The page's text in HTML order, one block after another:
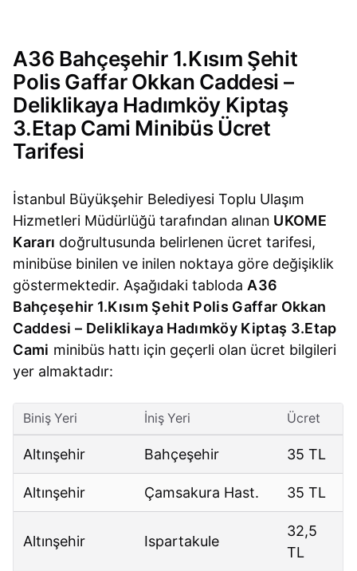
A36 Bahçeşehir 1.Kısım Şehit
Polis Gaffar Okkan Caddesi –
Deliklikaya Hadımköy Kiptaş
3.Etap Cami Minibüs Ücret
Tarifesi
İstanbul Büyükşehir Belediyesi Toplu Ulaşım
Hizmetleri Müdürlüğü tarafından alınan UKOME
Kararı doğrultusunda belirlenen ücret tarifesi,
minibüse binilen ve inilen noktaya göre değişiklik
göstermektedir. Aşağıdaki tabloda A36
Bahçeşehir 1.Kısım Şehit Polis Gaffar Okkan
Caddesi – Deliklikaya Hadımköy Kiptaş 3.Etap
Cami minibüs hattı için geçerli olan ücret bilgileri
yer almaktadır:
Biniş Yeri İniş Yeri Ücret
Altınşehir Bahçeşehir 35 TL
Altınşehir Çamsakura Hast. 35 TL
Altınşehir Ispartakule
32,5
TL